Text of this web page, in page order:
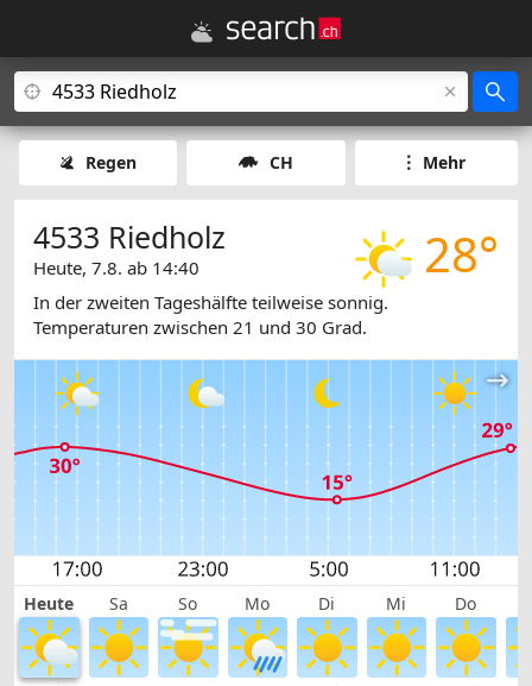
Regen CH Mehr
28°
4533 Riedholz
Heute, 7.8. ab 14:40
In der zweiten Tageshälfte teilweise sonnig.
Temperaturen zwischen 21 und 30 Grad.
Heute Sa So Mo Di Mi Do